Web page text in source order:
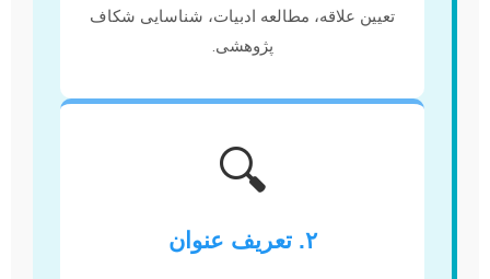
تعیین علاقه، مطالعه ادبیات، شناسایی شکاف
پژوهشی.
🔍
۲. تعریف عنوان